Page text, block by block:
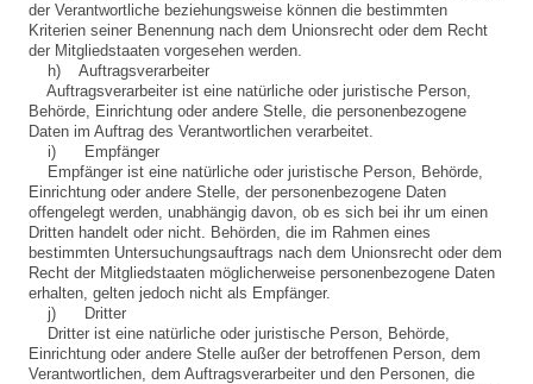
der Verantwortliche beziehungsweise können die bestimmten
Kriterien seiner Benennung nach dem Unionsrecht oder dem Recht
der Mitgliedstaaten vorgesehen werden.
h) Auftragsverarbeiter
Auftragsverarbeiter ist eine natürliche oder juristische Person,
Behörde, Einrichtung oder andere Stelle, die personenbezogene
Daten im Auftrag des Verantwortlichen verarbeitet.
i) Empfänger
Empfänger ist eine natürliche oder juristische Person, Behörde,
Einrichtung oder andere Stelle, der personenbezogene Daten
offengelegt werden, unabhängig davon, ob es sich bei ihr um einen
Dritten handelt oder nicht. Behörden, die im Rahmen eines
bestimmten Untersuchungsauftrags nach dem Unionsrecht oder dem
Recht der Mitgliedstaaten möglicherweise personenbezogene Daten
erhalten, gelten jedoch nicht als Empfänger.
j) Dritter
Dritter ist eine natürliche oder juristische Person, Behörde,
Einrichtung oder andere Stelle außer der betroffenen Person, dem
Verantwortlichen, dem Auftragsverarbeiter und den Personen, die